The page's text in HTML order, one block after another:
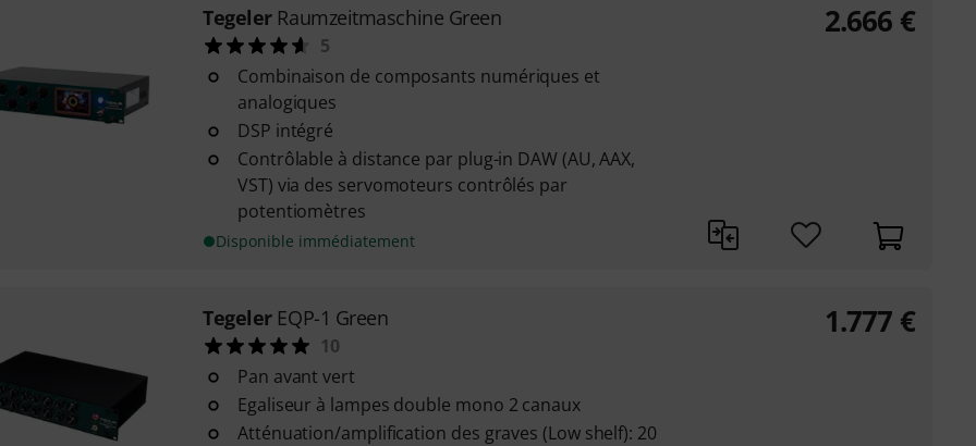
Tegeler Raumzeitmaschine Green
5
Combinaison de composants numériques et
analogiques
DSP intégré
Contrôlable à distance par plug-in DAW (AU, AAX,
VST) via des servomoteurs contrôlés par
potentiomètres
Disponible immédiatement
2.666 €
Tegeler EQP-1 Green
10
Pan avant vert
Egaliseur à lampes double mono 2 canaux
Atténuation/amplification des graves (Low shelf): 20
1.777 €